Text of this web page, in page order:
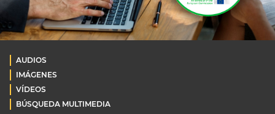
AUDIOS
IMÁGENES
VÍDEOS
BÚSQUEDA MULTIMEDIA